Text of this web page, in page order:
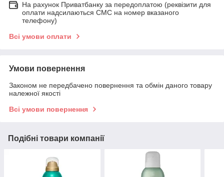
На рахунок Приватбанку за передоплатою (реквізити для
оплати надсилаються СМС на номер вказаного
телефону)
Всі умови оплати
Умови повернення
Законом не передбачено повернення та обмін даного товару
належної якості
Всі умови повернення
Подібні товари компанії